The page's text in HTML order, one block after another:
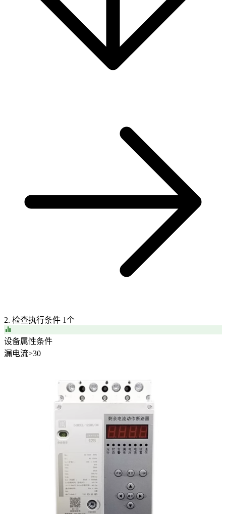
2. 检查执行条件 1个
设备属性条件
漏电流>30